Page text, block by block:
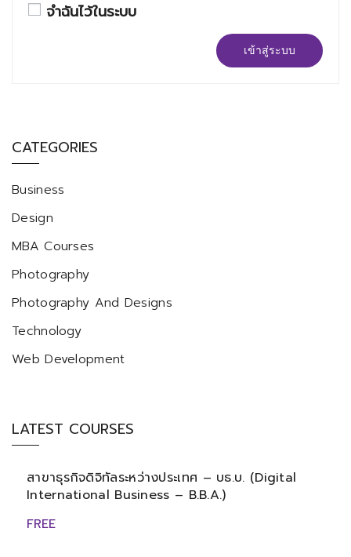
จำฉันไว้ในระบบ
เข้าสู่ระบบ
CATEGORIES
Business
Design
MBA Courses
Photography
Photography And Designs
Technology
Web Development
LATEST COURSES
สาขาธุรกิจดิจิทัลระหว่างประเทศ – บธ.บ. (Digital
International Business – B.B.A.)
FREE